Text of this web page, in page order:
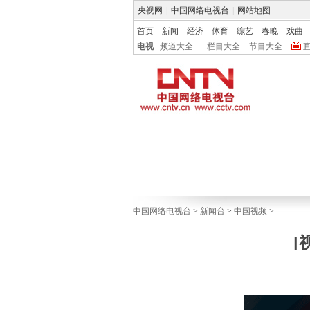
央视网 中国网络电视台 网站地图
首页 新闻 经济 体育 综艺 春晚
戏曲
电视
频道大全 栏目大全 节目大全
中国网络电视台 > 新闻台 > 中国视频 >
[